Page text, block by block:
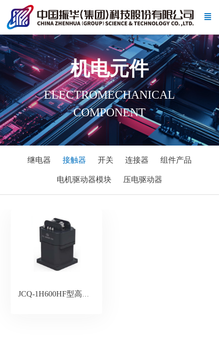
机电元件
ELECTROMECHANICAL
COMPONENT
继电器 接触器 开关 连接器 组件产品
电机驱动器模块 压电驱动器
JCQ-1H600HF型高压智能接触器